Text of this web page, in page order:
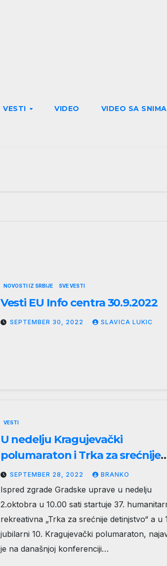
VESTI VIDEO VIDEO SA
NOVOSTI IZ SRBIJE SVE VESTI
Vesti EU Info centra 30.9.2022
SEPTEMBER 30, 2022 SLAVICA LUKIC
VESTI
U nedelju Kragujevački
polumaraton i Trka za srećnije
detinjstvo
SEPTEMBER 28, 2022 BRANKO
Ispred zgrade Gradske uprave u nedelju
2.oktobra u 10.00 sati startuje 37.
rekreativna „Trka za srećnije detinjstvo“ a u
jubilarni 10. Kragujevački polumaraton,
je na današnjoj konferenciji…